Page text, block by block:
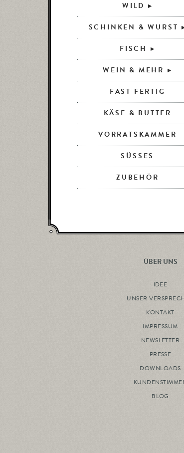
WILD
SCHINKEN & WURST
FISCH
WEIN & MEHR
FAST FERTIG
KÄSE & BUTTER
VORRATSKAMMER
SÜSSES
ZUBEHÖR
ÜBER UNS
IDEE
UNSER
KONTAKT
IMPRESSUM
NEWSLETTER
PRESSE
DOWNLOADS
BLOG